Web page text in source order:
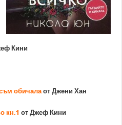
Кини
обичалаот Джени Хан
кн.1 от Джеф Кини